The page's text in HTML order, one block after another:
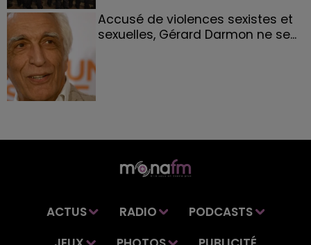
Accusé de violences sexistes et
sexuelles, Gérard Darmon ne se...
ACTUS RADIO
PODCASTS